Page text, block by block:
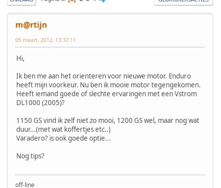
m@rtijn
05 maart, 2012, 13:37:11
Hi,
Ik ben me aan het orienteren voor nieuwe motor. Enduro
heeft mijn voorkeur. Nu ben ik mooie motor tegengekomen.
Heeft iemand goede of slechte ervaringen met een Vstrom
DL1000 (2005)?
1150 GS vind ik zelf niet zo mooi, 1200 GS wel, maar nog wat
duur...(met wat koffertjes etc..)
Varadero? is ook goede optie...
Nog tips?
off-line